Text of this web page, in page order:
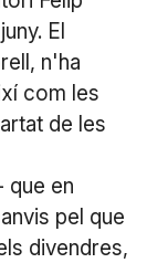
El
n'ha
com les
de les
que en
pel que
divendres,